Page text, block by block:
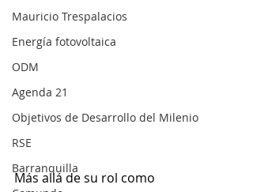
Mauricio Trespalacios
Energía fotovoltaica
ODM
Agenda 21
Objetivos de Desarrollo del Milenio
RSE
Barranquilla
Más allá de su rol como